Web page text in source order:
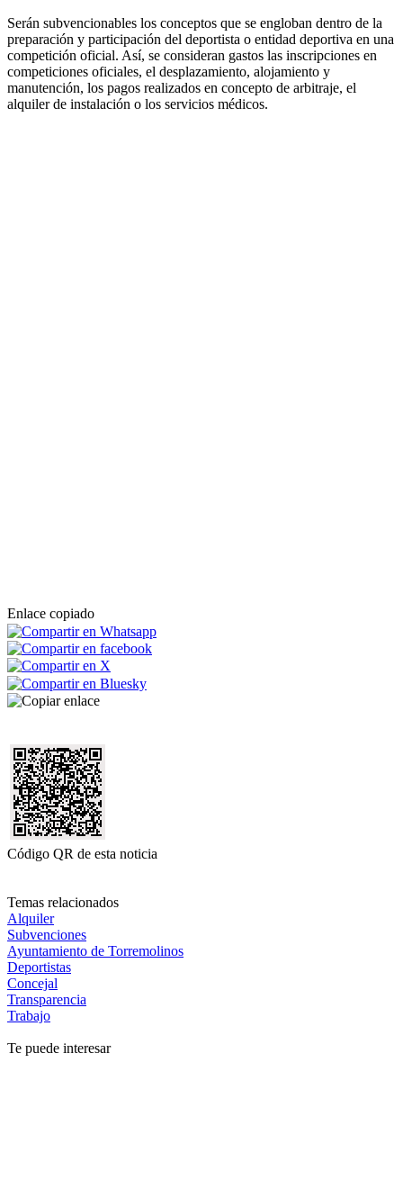
Serán subvencionables los conceptos que se engloban dentro de la
preparación y participación del deportista o entidad deportiva en una
competición oficial. Así, se consideran gastos las inscripciones en
competiciones oficiales, el desplazamiento, alojamiento y
manutención, los pagos realizados en concepto de arbitraje, el
alquiler de instalación o los servicios médicos.
Enlace copiado
Código QR de esta noticia
Temas relacionados
Alquiler
Subvenciones
Ayuntamiento de Torremolinos
Deportistas
Concejal
Transparencia
Trabajo
Te puede interesar